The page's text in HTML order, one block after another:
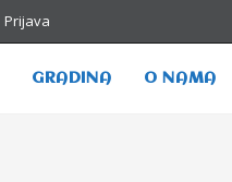
Prijava
GRADINA O NAMA